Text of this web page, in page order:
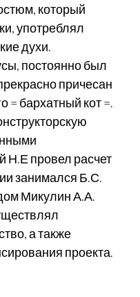
который
употреблял
духи.
постоянно был
причесан
= бархатный кот =.
Н.Е провел расчет
занимался Б.С.
Микулин А.А.
а также
проекта.